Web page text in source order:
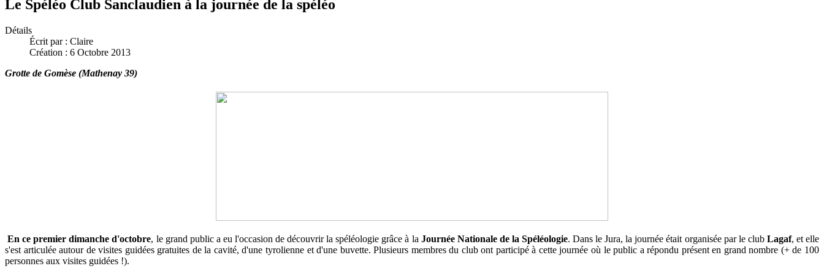
Le Spéléo Club Sanclaudien à la journée de la spéléo
Détails
Écrit par : Claire
Création : 6 Octobre 2013
Grotte de Gomèse (Mathenay 39)
En ce premier dimanche d'octobre, le grand public a eu l'occasion de découvrir la spéléologie grâce à la Journée Nationale de la Spéléologie. Dans le Jura, la journée était organisée par le club Lagaf, et elle
s'est articulée autour de visites guidées gratuites de la cavité, d'une tyrolienne et d'une buvette. Plusieurs membres du club ont participé à cette journée où le public a répondu présent en grand nombre (+ de 100
personnes aux visites guidées !).